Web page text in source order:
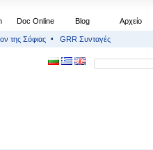
Doc Online Blog Αρχείο
της Σόφιας GRR Συνταγές